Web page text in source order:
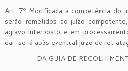
Art. 7º Modificada a competência do
serão remetidos ao juízo
agravo interposto e em
dar-se-á após eventual juízo de
DA GUIA DE